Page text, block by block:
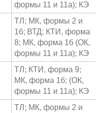
формы 11 и 11a); КЭ
ТЛ; МК, формы 2 и
1б; ВТД; КТИ, форма
8; МК, форма 1б (ОК,
формы 11 и 11a); КЭ
ТЛ; КТИ, форма 9;
МК, форма 1б; (ОК,
формы 11 и 11a); КЭ
ТЛ; МК, формы 2 и